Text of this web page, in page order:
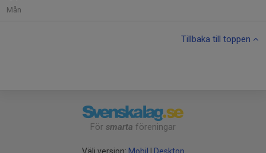
Mån
Tillbaka till toppen
För smarta föreningar